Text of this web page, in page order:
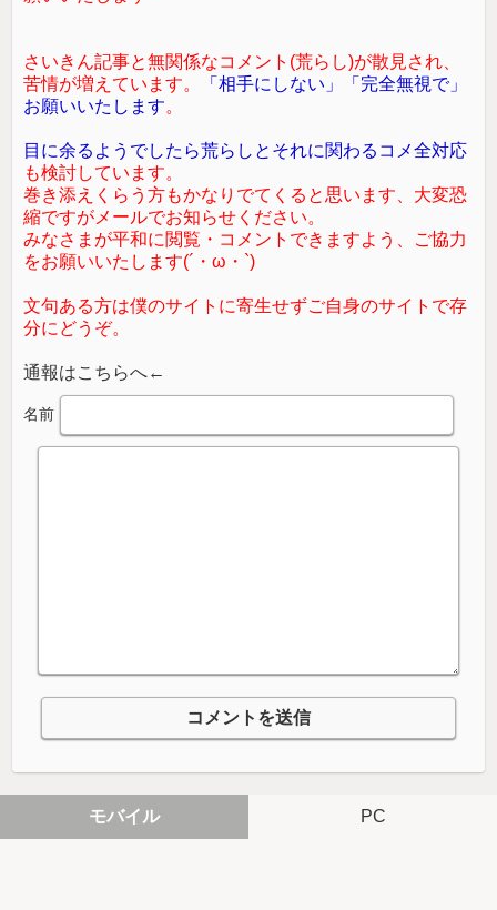
さいきん記事と無関係なコメント(荒らし)が散見され、
苦情が増えています。
「相手にしない」「完全無視で」
お願いいたします。
目に余るようでしたら荒らしとそれに関わるコメ全対応
も検討しています。
巻き添えくらう方もかなりでてくると思います、大変恐
縮ですがメールでお知らせください。
みなさまが平和に閲覧・コメントできますよう、ご協力
をお願いいたします(´・ω・`)
文句ある方は僕のサイトに寄生せずご自身のサイトで存
分にどうぞ。
通報はこちらへ←
名前
モバイル PC